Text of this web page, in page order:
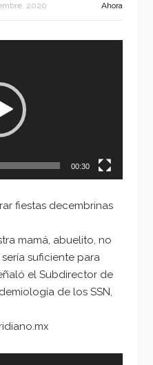
2020 Ahora
00:30
fiestas decembrinas
mamá, abuelito, no
suficiente para
el Subdirector de
de los SSN,